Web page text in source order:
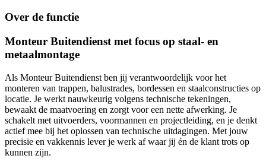
Over de functie
Monteur Buitendienst met focus op staal- en
metaalmontage
Als Monteur Buitendienst ben jij verantwoordelijk voor het
monteren van trappen, balustrades, bordessen en staalconstructies op
locatie. Je werkt nauwkeurig volgens technische tekeningen,
bewaakt de maatvoering en zorgt voor een nette afwerking. Je
schakelt met uitvoerders, voormannen en projectleiding, en je denkt
actief mee bij het oplossen van technische uitdagingen. Met jouw
precisie en vakkennis lever je werk af waar jij én de klant trots op
kunnen zijn.